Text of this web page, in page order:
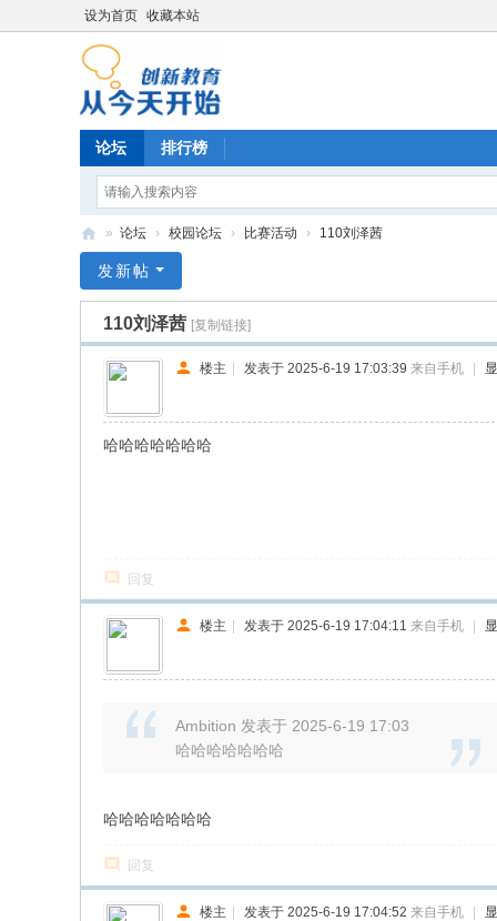
设为首页 收藏本站
论坛 排行榜
德
» 论坛 › 校园论坛 › 比赛活动 › 110刘泽茜
发新帖
110刘泽茜 [复制链接]
楼主 | 发表于 2025-6-19 17:03:39 来自手机 |
哈哈哈哈哈哈哈
回复
楼主 | 发表于 2025-6-19 17:04:11 来自手机 |
Ambition 发表于 2025-6-19 17:03
哈哈哈哈哈哈哈
哈哈哈哈哈哈哈
回复
楼主 | 发表于 2025-6-19 17:04:52 来自手机 |